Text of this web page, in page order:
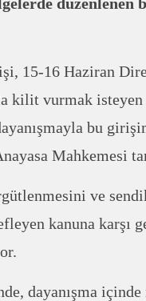
15-16 Haziran
kilit vurmak
bu
Mahkemesi
ve
kanuna karşı
dayanışma